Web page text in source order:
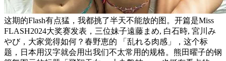
这期的Flash有点猛，我都挑了半天不能放的图。开篇是Miss
FLASH2024大奖赛发表，三位妹子遠藤まめ, 白石時, 宮川み
やび，大家觉得如何？春野恵的 「乱れる肉感」，这个标
题，日本用汉字就会用出我们不太常用的规格。熊田曜子的钢